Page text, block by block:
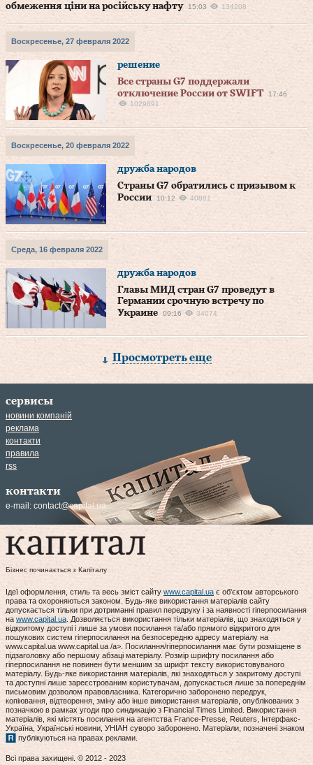
обмеження ціни на російську нафту
15:03 134208
Воскресенье, 27 февраля 2022
решение
Все страны G7 поддержали
отключение России от SWIFT
17:46
1029891
Воскресенье, 20 февраля 2022
дружба народов
Страны G7 обратились с призывом к
России
10:12 40881
Среда, 16 февраля 2022
дружба народов
Главы МИД стран G7 проведут в
Германии срочную встречу по
Украине
09:16 34074
Просмотреть еще
сервисы
новини компаній
реклама
контакти
правила
rss
контакти
e-mail: contact@capital.ua
Бізнес починається з Капіталу
Ідеї оформлення, стиль та весь зміст сайту www.capital.ua є об'єктом авторського
права та охороняються законом. Будь-яке використання матеріалів сайту
допускається тільки при дотриманні правил передруку і за наявності гіперпосилання
на www.capital.ua . Дозволяється використання тільки матеріалів, що знаходяться у
відкритому доступі і лише за умови посилання та/або прямого відкритого для
пошукових систем гіперпосилання на безпосередню адресу матеріалу на
www.capital.ua www.capital.ua /a>. Посилання/гіперпосилання має бути розміщене в
підзаголовку або першому абзаці матеріалу. Розмір шрифту посилання або
гіперпосилання не повинен бути меншим за шрифт тексту використовуваного
матеріалу. Будь-яке використання матеріалів, які знаходяться у закритому доступі
та доступні лише зареєстрованим користувачам, допускається лише за попереднім
письмовим дозволом правовласника. Категорично заборонено передрук,
копіювання, відтворення, зміну або інше використання матеріалів, опублікованих з
позначкою в рамках угоди про синдикацію з Financial Times Limited. Використання
матеріалів, які містять посилання на агентства France-Presse, Reuters, Інтерфакс-
Україна, Українські новини, УНІАН суворо заборонено. Матеріали, позначені знаком
публікуються на правах реклами.
Всі права захищені. © 2012 - 2023